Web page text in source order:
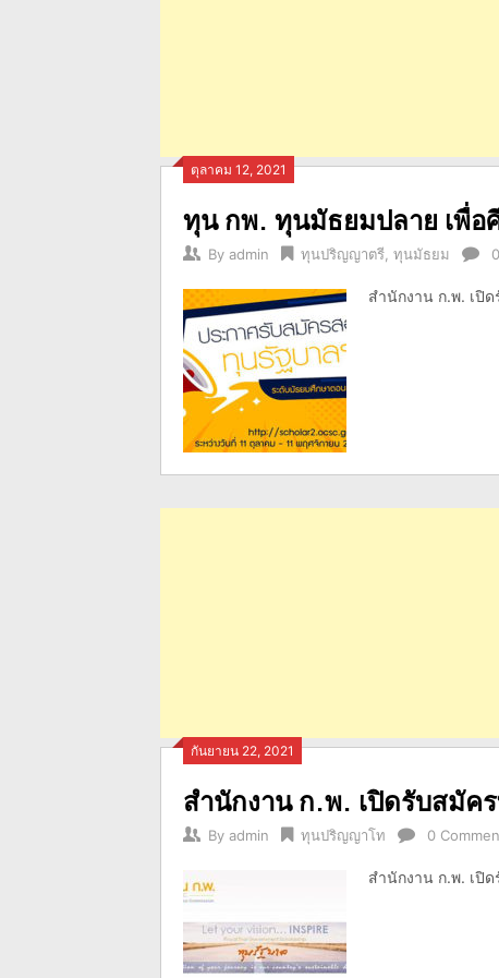
ตุลาคม 12, 2021
ทุน กพ. ทุนมัธยมปลาย เพื่
By admin ทุนปริญญาตรี ทุนมัธยม
สำนักงาน ก.พ. เปิ
กันยายน 22, 2021
สำนักงาน ก.พ. เปิดรับสมั
By admin ทุนปริญญาโท 0
สำนักงาน ก.พ. เปิ